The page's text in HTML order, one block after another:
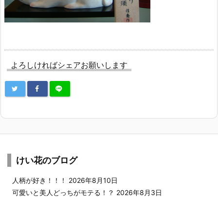
よろしければシェアお願いします
けい花のブログ
人柄が好き！！！
2026年8月10日
可愛いと美人どっちがモテる！？ 2026年8月3日